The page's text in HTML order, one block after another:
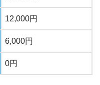
12,000円
6,000円
0円